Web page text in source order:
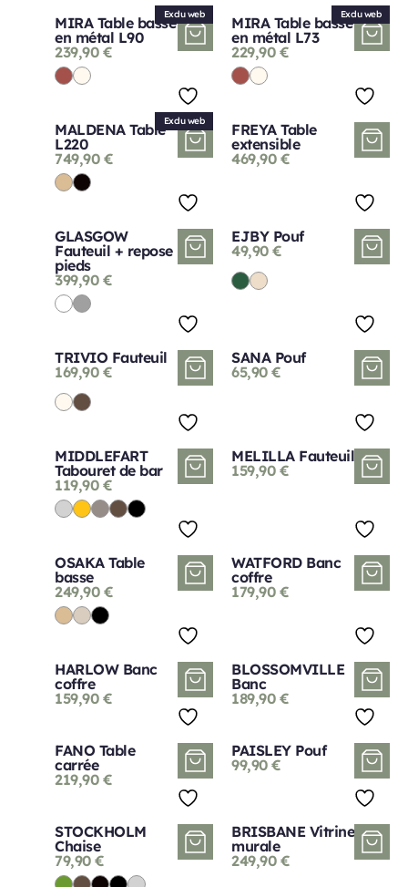
Exclu web
MIRA Table basse
en métal L90
239,90 €
Exclu web
MIRA Table basse
en métal L73
229,90 €
Exclu web
MALDENA Table
L220
749,90 €
FREYA Table
extensible
469,90 €
GLASGOW
Fauteuil + repose
pieds
399,90 €
EJBY Pouf
49,90 €
TRIVIO Fauteuil
169,90 €
SANA Pouf
65,90 €
MIDDLEFART
Tabouret de bar
119,90 €
MELILLA Fauteuil
159,90 €
OSAKA Table
basse
249,90 €
WATFORD Banc
coffre
179,90 €
HARLOW Banc
coffre
159,90 €
BLOSSOMVILLE
Banc
189,90 €
FANO Table
carrée
219,90 €
PAISLEY Pouf
99,90 €
STOCKHOLM
Chaise
79,90 €
BRISBANE Vitrine
murale
249,90 €